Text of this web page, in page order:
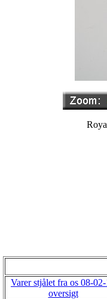
Varer stjålet fra os 08-
oversigt